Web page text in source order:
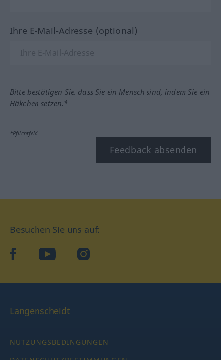
Ihre E-Mail-Adresse (optional)
Bitte bestätigen Sie, dass Sie ein Mensch sind, indem Sie ein
Häkchen setzen.*
*Pflichtfeld
Feedback absenden
Besuchen Sie uns auf:
facebookYouTube Instagram
Langenscheidt
NUTZUNGSBEDINGUNGEN